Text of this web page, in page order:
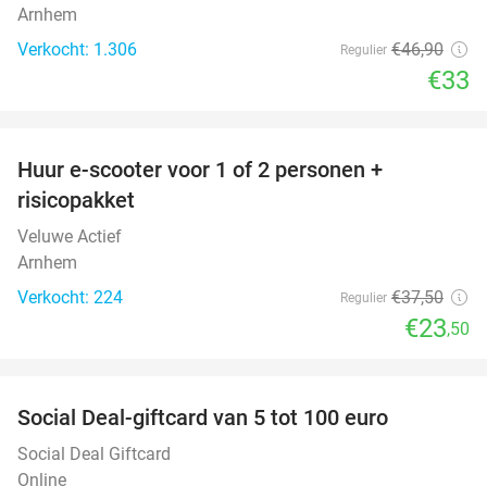
Arnhem
Verkocht: 1.306
Regulier €46,90
€33
Huur e-scooter voor 1 of 2 personen +
risicopakket
Veluwe Actief
Arnhem
Verkocht: 224
Regulier €37,50
€23,50
Social Deal-giftcard van 5 tot 100 euro
Social Deal Giftcard
Online